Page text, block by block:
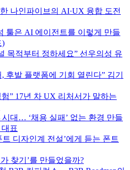
나인파이브의 AI·UX 융합 도전
툴은 AI 에이전트를 이렇게 만들
)
목적부터 정하세요” 선우의성 유
후발 플랫폼에 기회 열린다” 김기
” 17년 차 UX 리처서가 말하는
시대… ‘채용 실패’ 없는 환경 만들
표
트 디자인계 전설’에게 듣는 폰트
찾기’를 만들었을까?